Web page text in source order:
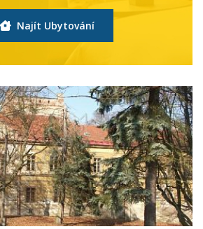
Najít Ubytování